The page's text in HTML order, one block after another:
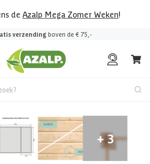
de Azalp Mega Zomer Weken!
verzending boven de € 75,-